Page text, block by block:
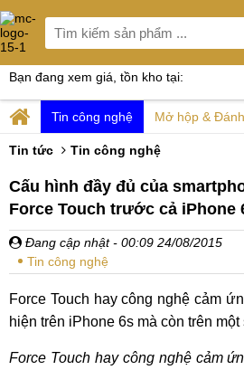
Bạn đang xem giá, tồn kho tại:
Tin công nghệ Mở hộp &
Tin tức Tin công nghệ
Cấu hình đầy đủ của
Force Touch trước cả iPhone
Đang cập nhật - 00:09 24/08/2015
Tin công nghệ
Force Touch hay công nghệ cảm
hiện trên iPhone 6s mà còn trên
Force Touch hay công nghệ cảm